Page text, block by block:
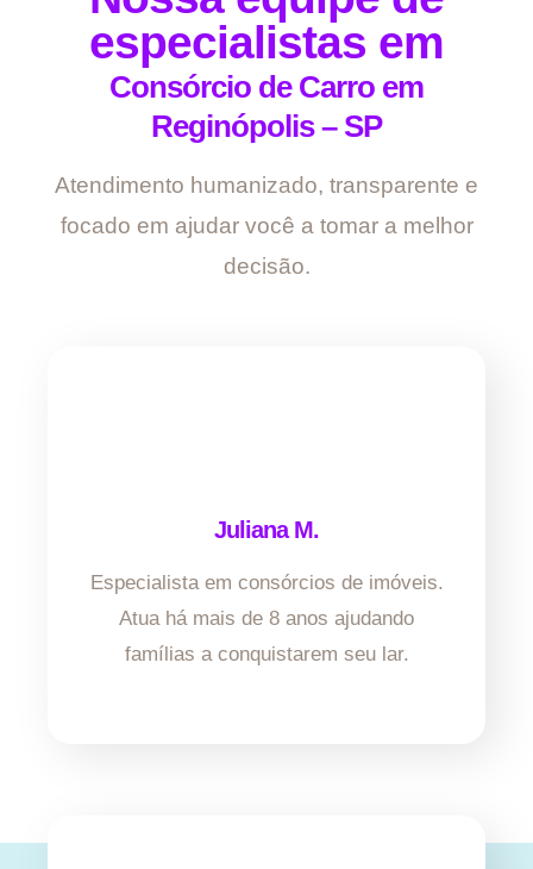
especialistas em
Consórcio de Carro em
Reginópolis – SP
Atendimento humanizado, transparente e
focado em ajudar você a tomar a melhor
decisão.
Juliana M.
Especialista em consórcios de imóveis.
Atua há mais de 8 anos ajudando
famílias a conquistarem seu lar.